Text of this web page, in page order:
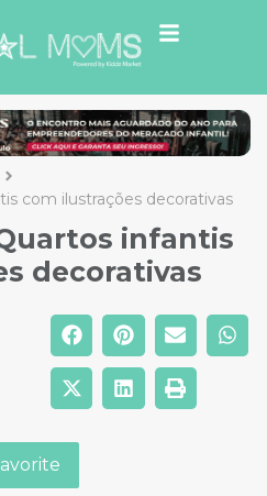
com ilustrações decorativas
infantis
decorativas